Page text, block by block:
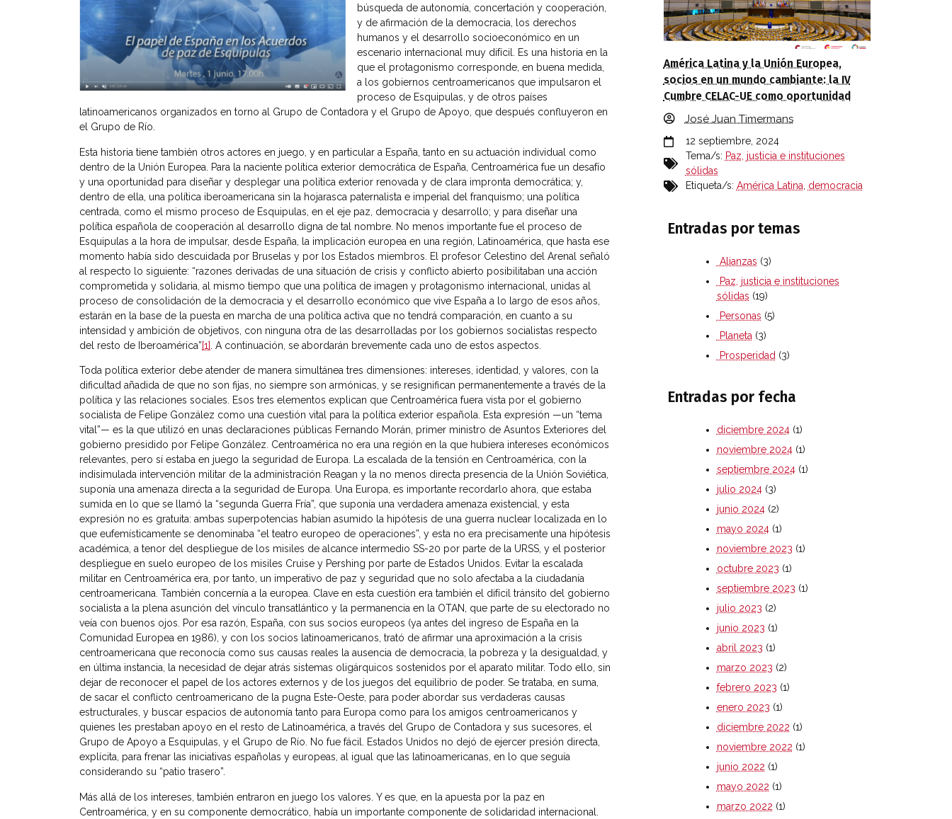
búsqueda de autonomía, concertación y cooperación,
y de afirmación de la democracia, los derechos
humanos y el desarrollo socioeconómico en un
escenario internacional muy difícil. Es una historia en la
que el protagonismo corresponde, en buena medida,
a los gobiernos centroamericanos que impulsaron el
proceso de Esquipulas, y de otros países
latinoamericanos organizados en torno al Grupo de Contadora y el Grupo de Apoyo, que después confluyeron en
el Grupo de Río.
Esta historia tiene también otros actores en juego, y en particular a España, tanto en su actuación individual como
dentro de la Unión Europea. Para la naciente política exterior democrática de España, Centroamérica fue un desafío
y una oportunidad para diseñar y desplegar una política exterior renovada y de clara impronta democrática; y,
dentro de ella, una política iberoamericana sin la hojarasca paternalista e imperial del franquismo; una política
centrada, como el mismo proceso de Esquipulas, en el eje paz, democracia y desarrollo; y para diseñar una
política española de cooperación al desarrollo digna de tal nombre. No menos importante fue el proceso de
Esquipulas a la hora de impulsar, desde España, la implicación europea en una región, Latinoamérica, que hasta ese
momento había sido descuidada por Bruselas y por los Estados miembros. El profesor Celestino del Arenal señaló
al respecto lo siguiente: “razones derivadas de una situación de crisis y conflicto abierto posibilitaban una acción
comprometida y solidaria, al mismo tiempo que una política de imagen y protagonismo internacional, unidas al
proceso de consolidación de la democracia y el desarrollo económico que vive España a lo largo de esos años,
estarán en la base de la puesta en marcha de una política activa que no tendrá comparación, en cuanto a su
intensidad y ambición de objetivos, con ninguna otra de las desarrolladas por los gobiernos socialistas respecto
del resto de Iberoamérica”[1] . A continuación, se abordarán brevemente cada uno de estos aspectos.
Toda política exterior debe atender de manera simultánea tres dimensiones: intereses, identidad, y valores, con la
dificultad añadida de que no son fijas, no siempre son armónicas, y se resignifican permanentemente a través de la
política y las relaciones sociales. Esos tres elementos explican que Centroamérica fuera vista por el gobierno
socialista de Felipe González como una cuestión vital para la política exterior española. Esta expresión —un “tema
vital”— es la que utilizó en unas declaraciones públicas Fernando Morán, primer ministro de Asuntos Exteriores del
gobierno presidido por Felipe González. Centroamérica no era una región en la que hubiera intereses económicos
relevantes, pero sí estaba en juego la seguridad de Europa. La escalada de la tensión en Centroamérica, con la
indisimulada intervención militar de la administración Reagan y la no menos directa presencia de la Unión Soviética,
suponía una amenaza directa a la seguridad de Europa. Una Europa, es importante recordarlo ahora, que estaba
sumida en lo que se llamó la “segunda Guerra Fría”, que suponía una verdadera amenaza existencial, y esta
expresión no es gratuita: ambas superpotencias habían asumido la hipótesis de una guerra nuclear localizada en lo
que eufemísticamente se denominaba “el teatro europeo de operaciones”, y esta no era precisamente una hipótesis
académica, a tenor del despliegue de los misiles de alcance intermedio SS-20 por parte de la URSS, y el posterior
despliegue en suelo europeo de los misiles Cruise y Pershing por parte de Estados Unidos. Evitar la escalada
militar en Centroamérica era, por tanto, un imperativo de paz y seguridad que no solo afectaba a la ciudadanía
centroamericana. También concernía a la europea. Clave en esta cuestión era también el difícil tránsito del gobierno
socialista a la plena asunción del vínculo transatlántico y la permanencia en la OTAN, que parte de su electorado no
veía con buenos ojos. Por esa razón, España, con sus socios europeos (ya antes del ingreso de España en la
Comunidad Europea en 1986), y con los socios latinoamericanos, trató de afirmar una aproximación a la crisis
centroamericana que reconocía como sus causas reales la ausencia de democracia, la pobreza y la desigualdad, y
en última instancia, la necesidad de dejar atrás sistemas oligárquicos sostenidos por el aparato militar. Todo ello, sin
dejar de reconocer el papel de los actores externos y de los juegos del equilibrio de poder. Se trataba, en suma,
de sacar el conflicto centroamericano de la pugna Este-Oeste, para poder abordar sus verdaderas causas
estructurales, y buscar espacios de autonomía tanto para Europa como para los amigos centroamericanos y
quienes les prestaban apoyo en el resto de Latinoamérica, a través del Grupo de Contadora y sus sucesores, el
Grupo de Apoyo a Esquipulas, y el Grupo de Río. No fue fácil. Estados Unidos no dejó de ejercer presión directa,
explícita, para frenar las iniciativas españolas y europeas, al igual que las latinoamericanas, en lo que seguía
considerando su “patio trasero”.
Más allá de los intereses, también entraron en juego los valores. Y es que, en la apuesta por la paz en
Centroamérica, y en su componente democrático, había un importante componente de solidaridad internacional.
América Latina y la Unión Europea,
socios en un mundo cambiante: la IV
Cumbre CELAC-UE como oportunidad
José Juan Timermans
12 septiembre, 2024
Tema/s: Paz, justicia e instituciones
sólidas
Etiqueta/s: América Latina democracia
Entradas por temas
Alianzas (3)
Paz, justicia e instituciones
sólidas (19)
Personas (5)
Planeta (3)
Prosperidad (3)
Entradas por fecha
diciembre 2024(1)
noviembre 2024(1)
septiembre 2024(1)
julio 2024(3)
junio 2024(2)
mayo 2024(1)
noviembre 2023 (1)
octubre 2023 (1)
septiembre 2023 (1)
julio 2023 (2)
junio 2023 (1)
abril 2023 (1)
marzo 2023 (2)
febrero 2023 (1)
enero 2023 (1)
diciembre 2022 (1)
noviembre 2022 (1)
junio 2022 (1)
mayo 2022 (1)
marzo 2022 (1)